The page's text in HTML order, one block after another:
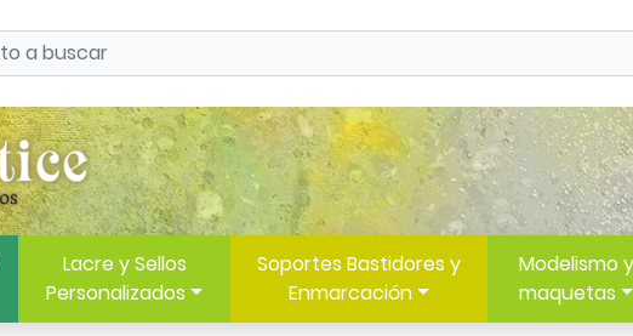
Lacre y Sellos
Personalizados
Soportes Bastidores y
Enmarcación
Modelismo y
maquetas